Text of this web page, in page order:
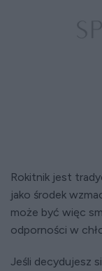
Rokitnik jest
jako środek
może być więc
odporności w
Jeśli decydujesz